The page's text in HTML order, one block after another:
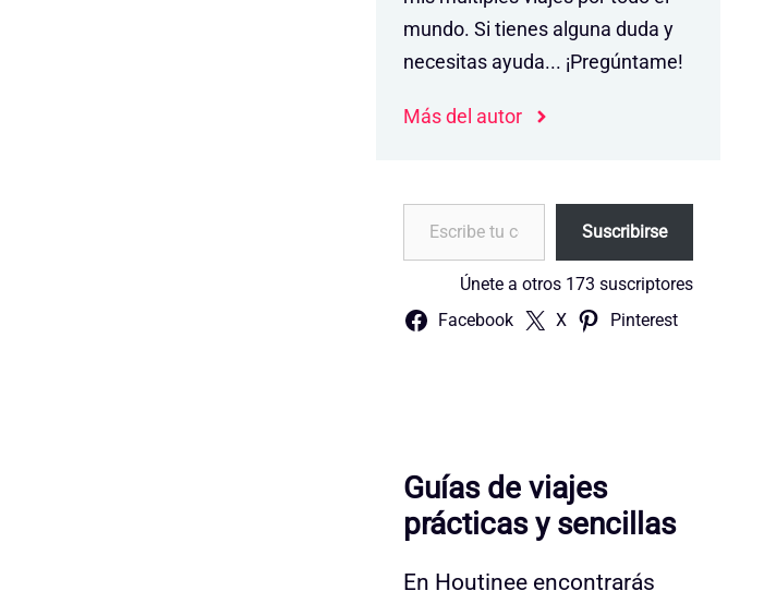
mundo. Si tienes alguna duda y
necesitas ayuda... ¡Pregúntame!
Más del autor
Escribe tu correo electrónico…
Suscribirse
Únete a otros 173 suscriptores
Facebook X Pinterest
Guías de viajes
prácticas y sencillas
En Houtinee encontrarás